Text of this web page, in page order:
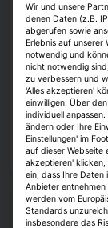
Thomas
Jobwechsel im
Umbauagentur
Alexander Heintze
Wir und unsere
denen Daten (z.B.
abgerufen sowie
Erlebnis auf unserer
notwendig und
nicht notwendig
zu verbessern und
'Alles akzeptieren'
einwilligen. Über
individuell
ändern oder Ihre
Einstellungen' im
auf dieser Webseite
akzeptieren' klicken,
ein, dass Ihre
Anbieter
werden vom
Standards
insbesondere das